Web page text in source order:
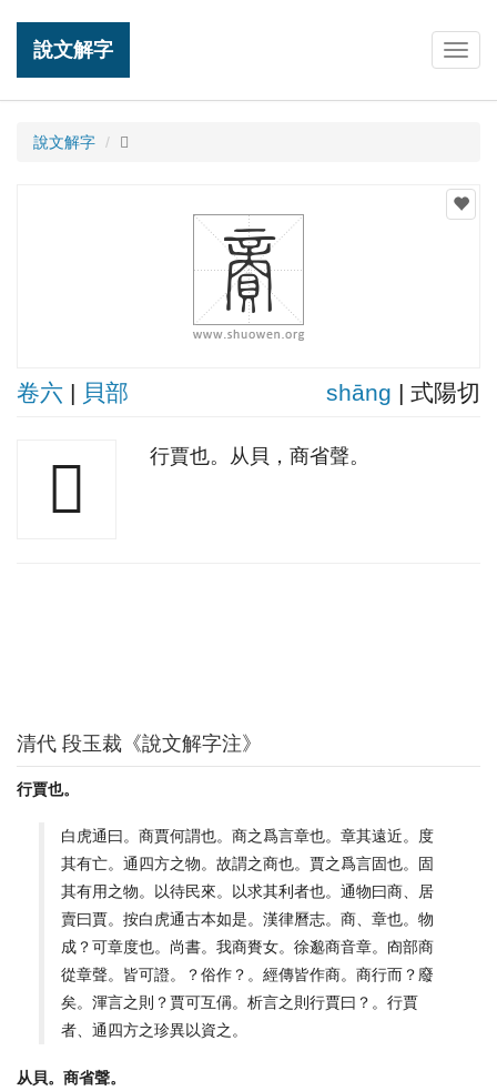
說文解字
說文解字 𧶜
卷六 | 貝部 shānɡ | 式陽切
𧶜 行賈也。从貝，商省聲。
清代 段玉裁《說文解字注》
行賈也。
白虎通曰。商賈何謂也。商之爲言章也。章其遠近。度
其有亡。通四方之物。故謂之商也。賈之爲言固也。固
其有用之物。以待民來。以求其利者也。通物曰商、居
賣曰賈。按白虎通古本如是。漢律曆志。商、章也。物
成？可章度也。尚書。我商賚女。徐邈商音章。㕯部商
從章聲。皆可證。？俗作？。經傳皆作商。商行而？廢
矣。渾言之則？賈可互偁。析言之則行賈曰？。行賈
者、通四方之珍異以資之。
从貝。商省聲。